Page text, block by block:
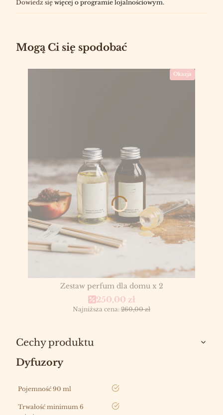
Dowiedz się więcej o programie lojalnościowym.
Mogą Ci się spodobać
Okazja
Zestaw perfum dla domu x 2
Cena promocyjna
250,00 zł
Najniższa cena: 260,00 zł
Cechy produktu
Dyfuzory
Pojemność 90 ml tak
Trwałość minimum 6
tak